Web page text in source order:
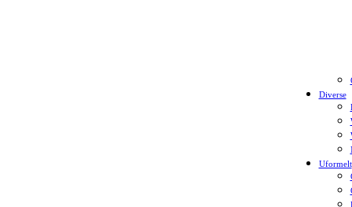
Diverse
Uformelt